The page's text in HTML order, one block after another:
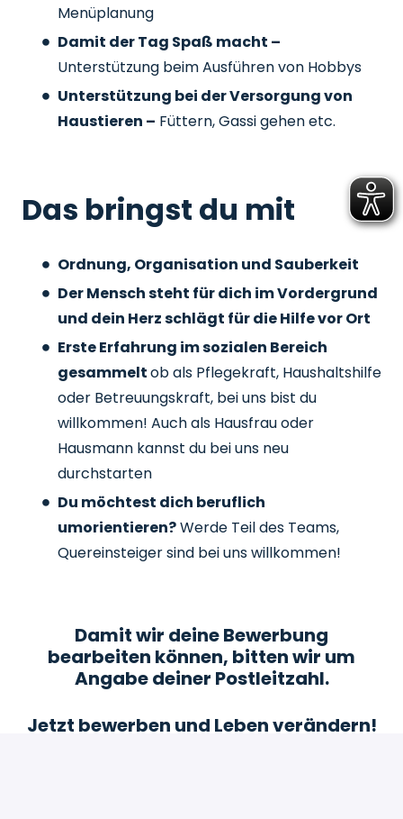
Menüplanung
Damit der Tag Spaß macht –
Unterstützung beim Ausführen von Hobbys
Unterstützung bei der Versorgung von
Haustieren – Füttern, Gassi gehen etc.
Das bringst du mit
Ordnung, Organisation und Sauberkeit
Der Mensch steht für dich im Vordergrund
und dein Herz schlägt für die Hilfe vor Ort
Erste Erfahrung im sozialen Bereich
gesammeltob als Pflegekraft, Haushaltshilfe
oder Betreuungskraft, bei uns bist du
willkommen! Auch als Hausfrau oder
Hausmann kannst du bei uns neu
durchstarten
Du möchtest dich beruflich
umorientieren?Werde Teil des Teams,
Quereinsteiger sind bei uns willkommen!
Damit wir deine Bewerbung
bearbeiten können, bitten wir um
Angabe deiner Postleitzahl.
Jetzt bewerben und Leben verändern!